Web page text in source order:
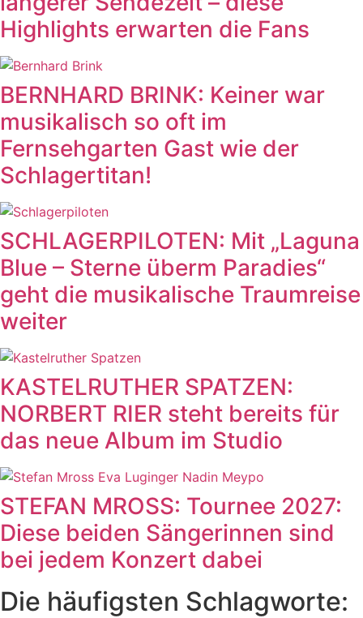
Highlights erwarten die Fans
BERNHARD BRINK: Keiner war
musikalisch so oft im
Fernsehgarten Gast wie der
Schlagertitan!
SCHLAGERPILOTEN: Mit „Laguna
Blue – Sterne überm Paradies“
geht die musikalische Traumreise
weiter
KASTELRUTHER SPATZEN:
NORBERT RIER steht bereits für
das neue Album im Studio
STEFAN MROSS: Tournee 2027:
Diese beiden Sängerinnen sind
bei jedem Konzert dabei
Die häufigsten Schlagworte: